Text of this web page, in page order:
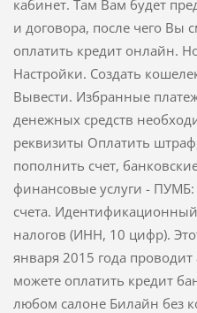
кабинет. Там Вам будет
и договора, после чего Вы
оплатить кредит онлайн.
Настройки. Создать
Вывести. Избранные
денежных средств
реквизиты Оплатить
пополнить счет,
финансовые услуги -
счета.
налогов (ИНН, 10 цифр).
января 2015 года
можете оплатить кредит
любом салоне Билайн без